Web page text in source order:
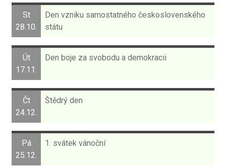
St
28.10.
Den vzniku samostatného československého
státu
Út
17.11.
Den boje za svobodu a demokracii
Čt
24.12.
Štědrý den
Pá
25.12.
1. svátek vánoční